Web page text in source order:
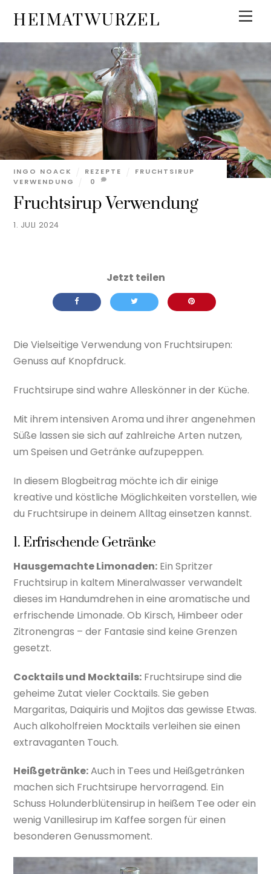
content
HEIMATWURZEL
1. JULI 2024
Fruchtsirup Verwendung
INGO NOACK REZEPTE
FRUCHTSIRUP
VERWENDUNG
0
Die Vielseitige Verwendung von Fruchtsirupen:
Genuss auf Knopfdruck.
Fruchtsirupe sind wahre Alleskönner in der Küche.
Mit ihrem intensiven Aroma und ihrer angenehmen
Süße lassen sie sich auf zahlreiche Arten nutzen,
um Speisen und Getränke aufzupeppen.
In diesem Blogbeitrag möchte ich dir einige
kreative und köstliche Möglichkeiten vorstellen, wie
du Fruchtsirupe in deinem Alltag einsetzen kannst.
1. Erfrischende Getränke
Hausgemachte Limonaden: Ein Spritzer
Fruchtsirup in kaltem Mineralwasser verwandelt
dieses im Handumdrehen in eine aromatische und
erfrischende Limonade. Ob Kirsch, Himbeer oder
Zitronengras – der Fantasie sind keine Grenzen
gesetzt.
Cocktails und Mocktails: Fruchtsirupe sind die
geheime Zutat vieler Cocktails. Sie geben
Margaritas, Daiquiris und Mojitos das gewisse Etwas.
Auch alkoholfreien Mocktails verleihen sie einen
extravaganten Touch.
Heißgetränke:Auch in Tees und Heißgetränken
machen sich Fruchtsirupe hervorragend. Ein
Schuss Holunderblütensirup in heißem Tee oder ein
wenig Vanillesirup im Kaffee sorgen für einen
besonderen Genussmoment.